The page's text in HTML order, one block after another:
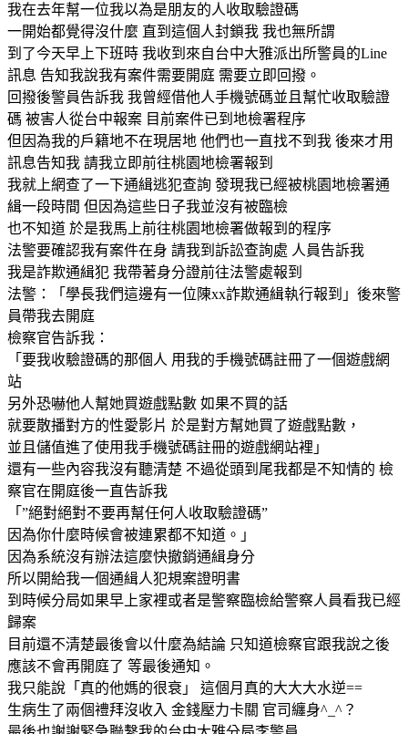
我在去年幫一位我以為是朋友的人收取驗證碼
一開始都覺得沒什麼 直到這個人封鎖我 我也無所謂
到了今天早上下班時 我收到來自台中大雅派出所警員的Line
訊息 告知我說我有案件需要開庭 需要立即回撥。
回撥後警員告訴我 我曾經借他人手機號碼並且幫忙收取驗證
碼 被害人從台中報案 目前案件已到地檢署程序
但因為我的戶籍地不在現居地 他們也一直找不到我 後來才用
訊息告知我 請我立即前往桃園地檢署報到
我就上網查了一下通緝逃犯查詢 發現我已經被桃園地檢署通
緝一段時間 但因為這些日子我並沒有被臨檢
也不知道 於是我馬上前往桃園地檢署做報到的程序
法警要確認我有案件在身 請我到訴訟查詢處 人員告訴我
我是詐欺通緝犯 我帶著身分證前往法警處報到
法警：「學長我們這邊有一位陳xx詐欺通緝執行報到」後來警
員帶我去開庭
檢察官告訴我：
「要我收驗證碼的那個人 用我的手機號碼註冊了一個遊戲網
站
另外恐嚇他人幫她買遊戲點數 如果不買的話
就要散播對方的性愛影片 於是對方幫她買了遊戲點數，
並且儲值進了使用我手機號碼註冊的遊戲網站裡」
還有一些內容我沒有聽清楚 不過從頭到尾我都是不知情的 檢
察官在開庭後一直告訴我
「”絕對絕對不要再幫任何人收取驗證碼”
因為你什麼時候會被連累都不知道。」
因為系統沒有辦法這麼快撤銷通緝身分
所以開給我一個通緝人犯規案證明書
到時候分局如果早上家裡或者是警察臨檢給警察人員看我已經
歸案
目前還不清楚最後會以什麼為結論 只知道檢察官跟我說之後
應該不會再開庭了 等最後通知。
我只能說「真的他媽的很衰」 這個月真的大大大水逆==
生病生了兩個禮拜沒收入 金錢壓力卡關 官司纏身^_^？